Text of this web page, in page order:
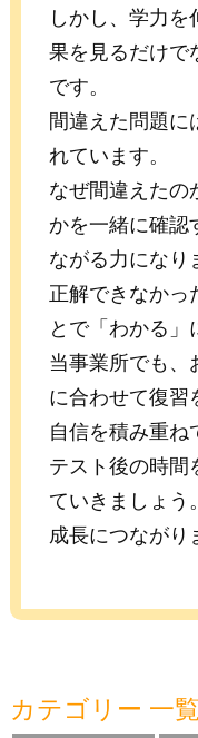
しかし、学力
果を見るだけで
です。
間違えた問題に
れています。
なぜ間違えたの
かを一緒に確認
ながる力になり
正解できなかっ
とで「わかる」
当事業所でも、
に合わせて復習
自信を積み重ね
テスト後の時間
ていきましょう
成長につながり
カテゴリー 一覧